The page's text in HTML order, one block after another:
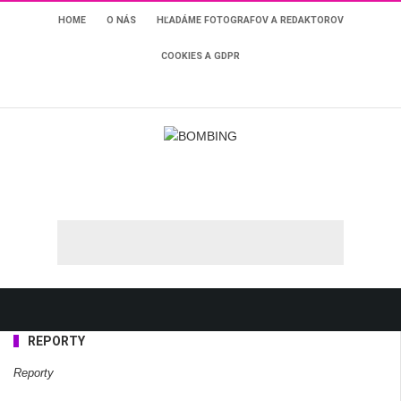
HOME O NÁS HĽADÁME FOTOGRAFOV A REDAKTOROV
COOKIES A GDPR
REPORTY
Reporty
Filip Tůma rozozvučal Košice svojím novoročným